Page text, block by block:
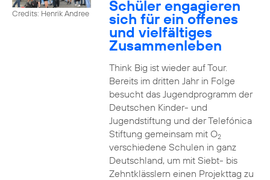
Credits: Henrik Andree Schüler engagieren
sich für ein offenes
und vielfältiges
Zusammenleben
Think Big ist wieder auf Tour.
Bereits im dritten Jahr in Folge
besucht das Jugendprogramm der
Deutschen Kinder- und
Jugendstiftung und der Telefónica
Stiftung gemeinsam mit O2
verschiedene Schulen in ganz
Deutschland, um mit Siebt- bis
Zehntklässlern einen Projekttag zu